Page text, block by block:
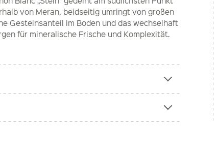
von Meran, beidseitig umringt von großen
Gesteinsanteil im Boden und das wechselhaft
für mineralische Frische und Komplexität.